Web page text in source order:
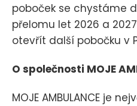
poboček se chystáme
přelomu let 2026 a
otevřít další pobočku v
O společnosti MOJE
MOJE AMBULANCE je